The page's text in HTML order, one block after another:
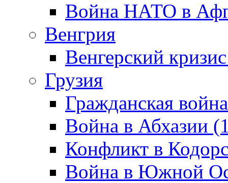
Война НАТО в
Венгрия
Венгерский
Грузия
Гражданская
Война в Абхазии
Конфликт в
Война в Южной